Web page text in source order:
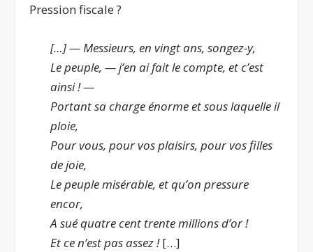
Pression fiscale ?
[…] — Messieurs, en vingt ans, songez-y,
Le peuple, — j’en ai fait le compte, et c’est
ainsi ! —
Portant sa charge énorme et sous laquelle il
ploie,
Pour vous, pour vos plaisirs, pour vos filles
de joie,
Le peuple misérable, et qu’on pressure
encor,
A sué quatre cent trente millions d’or !
Et ce n’est pas assez ![…]